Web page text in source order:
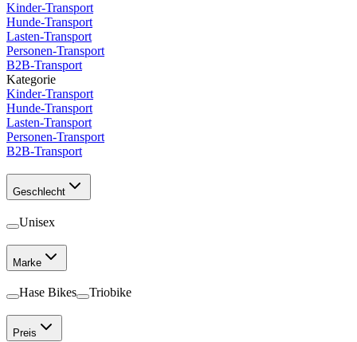
Kinder-Transport
Hunde-Transport
Lasten-Transport
Personen-Transport
B2B-Transport
Kategorie
Kinder-Transport
Hunde-Transport
Lasten-Transport
Personen-Transport
B2B-Transport
Geschlecht
Unisex
Marke
Hase Bikes Triobike
Preis